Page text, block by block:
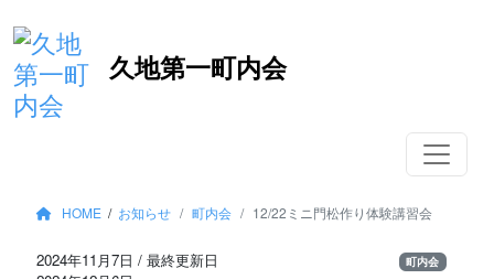
コ
ン
テ
ン
久地第一町内会
HOME / お知らせ 町内会 12/22ミニ門松作り体験講習会
2024年11月7日 / 最終更新日
町内会